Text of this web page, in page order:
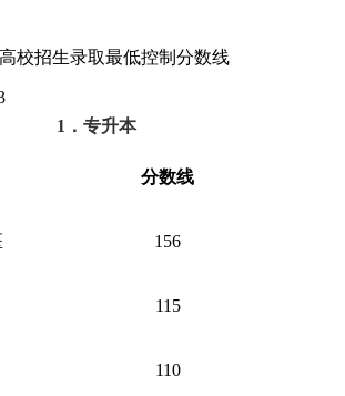
校招生录取最低控制分数线
1．专升本
分数线
156
115
110